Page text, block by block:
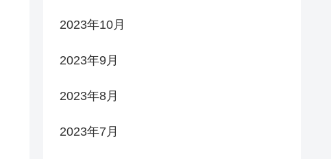
2023年10月
2023年9月
2023年8月
2023年7月